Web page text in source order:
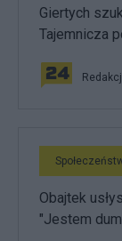
Giertych
Tajemnicza
Obajtek
"Jestem